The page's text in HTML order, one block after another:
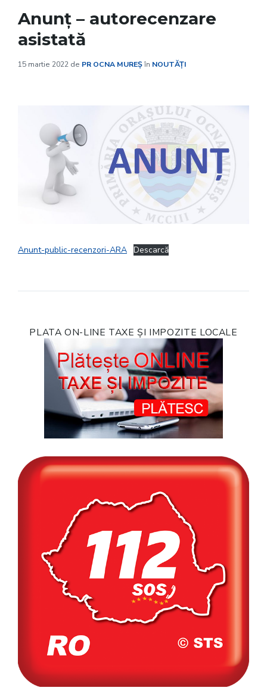
Anunț – autorecenzare
asistată
15 martie 2022 de PR OCNA MUREȘîn NOUTĂȚI
Anunt-public-recenzori-ARA Descarcă
PLATA ON-LINE TAXE ȘI IMPOZITE LOCALE